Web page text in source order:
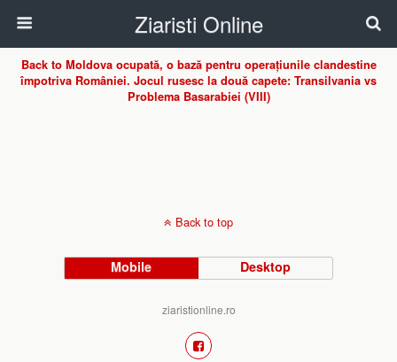
Ziaristi Online
Back to Moldova ocupată, o bază pentru operațiunile clandestine
împotriva României. Jocul rusesc la două capete: Transilvania vs
Problema Basarabiei (VIII)
Back to top
Mobile Desktop
ziaristionline.ro